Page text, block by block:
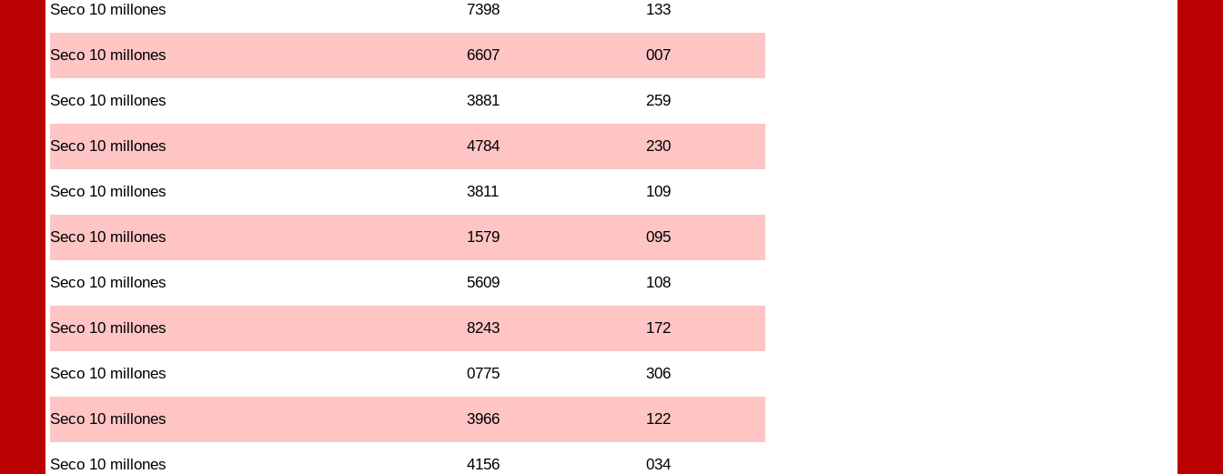
Seco 10 millones 7398 133
Seco 10 millones 6607 007
Seco 10 millones 3881 259
Seco 10 millones 4784 230
Seco 10 millones 3811 109
Seco 10 millones 1579 095
Seco 10 millones 5609 108
Seco 10 millones 8243 172
Seco 10 millones 0775 306
Seco 10 millones 3966 122
Seco 10 millones 4156 034